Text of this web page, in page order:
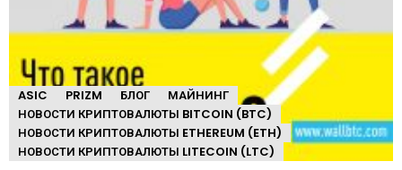
ASIC PRIZM БЛОГ
МАЙНИНГ
НОВОСТИ КРИПТОВАЛЮТЫ BITCOIN (BTC)
НОВОСТИ КРИПТОВАЛЮТЫ ETHEREUM (ETH)
НОВОСТИ КРИПТОВАЛЮТЫ LITECOIN (LTC)